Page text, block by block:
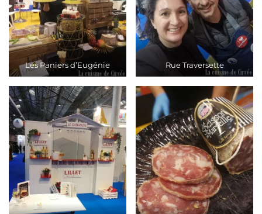
Les Paniers d’Eugénie Rue Traversette